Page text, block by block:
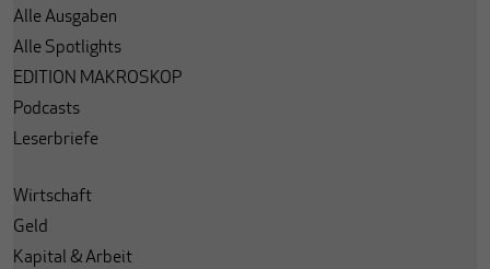
Alle Ausgaben
Alle Spotlights
EDITION MAKROSKOP
Podcasts
Leserbriefe
Wirtschaft
Geld
Kapital & Arbeit